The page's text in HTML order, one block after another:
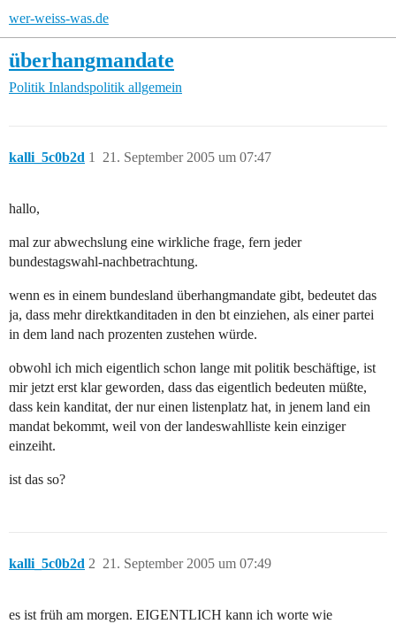
wer-weiss-was.de
überhangmandate
Politik Inlandspolitik allgemein
kalli_5c0b2d 21. September 2005 um 07:47
1
hallo,
mal zur abwechslung eine wirkliche frage, fern jeder
bundestagswahl-nachbetrachtung.
wenn es in einem bundesland überhangmandate gibt, bedeutet das
ja, dass mehr direktkanditaden in den bt einziehen, als einer partei
in dem land nach prozenten zustehen würde.
obwohl ich mich eigentlich schon lange mit politik beschäftige, ist
mir jetzt erst klar geworden, dass das eigentlich bedeuten müßte,
dass kein kanditat, der nur einen listenplatz hat, in jenem land ein
mandat bekommt, weil von der landeswahlliste kein einziger
einzeiht.
ist das so?
kalli_5c0b2d 21. September 2005 um 07:49
2
es ist früh am morgen. EIGENTLICH kann ich worte wie